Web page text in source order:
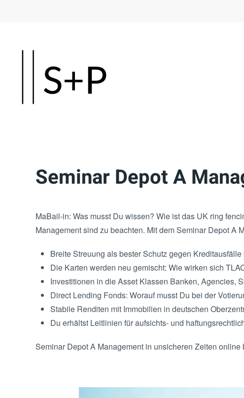
main
Seminar Depot A
MaBail-in: Was musst Du wissen? Wie ist das UK ring
Management sind zu beachten. Mit dem Seminar Depot A
Breite Streuung als bester Schutz gegen
Die Karten werden neu gemischt: Wie wirken sich
Investitionen in die Asset Klassen Banken, Agencies,
Direct Lending Fonds: Worauf musst Du bei der
Stabile Renditen mit Immobilien in deutschen
Du erhältst Leitlinien für aufsichts- und
Seminar Depot A Management in unsicheren Zeiten